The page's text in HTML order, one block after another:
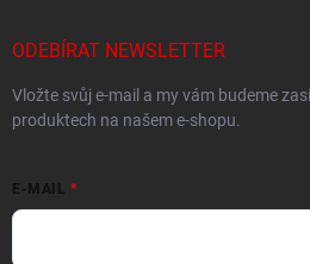
ODEBÍRAT NEWSLETTER
Vložte svůj e-mail a my vám budeme
produktech na našem e-shopu.
E-MAIL